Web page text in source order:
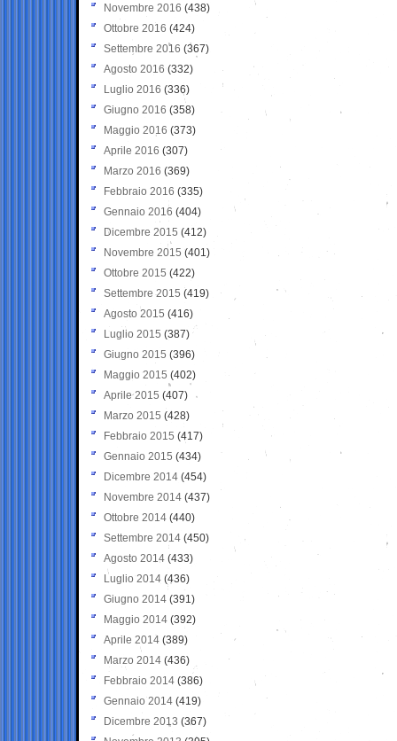
Novembre 2016 (438)
Ottobre 2016 (424)
Settembre 2016 (367)
Agosto 2016 (332)
Luglio 2016 (336)
Giugno 2016 (358)
Maggio 2016 (373)
Aprile 2016 (307)
Marzo 2016 (369)
Febbraio 2016 (335)
Gennaio 2016 (404)
Dicembre 2015 (412)
Novembre 2015 (401)
Ottobre 2015 (422)
Settembre 2015 (419)
Agosto 2015 (416)
Luglio 2015 (387)
Giugno 2015 (396)
Maggio 2015 (402)
Aprile 2015 (407)
Marzo 2015 (428)
Febbraio 2015 (417)
Gennaio 2015 (434)
Dicembre 2014 (454)
Novembre 2014 (437)
Ottobre 2014 (440)
Settembre 2014 (450)
Agosto 2014 (433)
Luglio 2014 (436)
Giugno 2014 (391)
Maggio 2014 (392)
Aprile 2014 (389)
Marzo 2014 (436)
Febbraio 2014 (386)
Gennaio 2014 (419)
Dicembre 2013 (367)